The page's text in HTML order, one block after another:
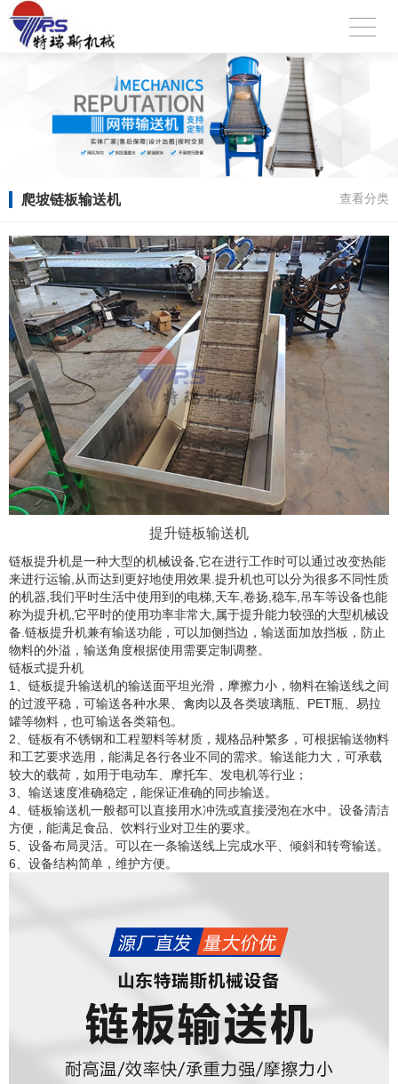
爬坡链板输送机 查看分类
提升链板输送机
链板提升机是一种大型的机械设备,它在进行工作时可以通过改变热能
来进行运输,从而达到更好地使用效果.提升机也可以分为很多不同性质
的机器,我们平时生活中使用到的电梯,天车,卷扬,稳车,吊车等设备也能
称为提升机,它平时的使用功率非常大,属于提升能力较强的大型机械设
备.链板提升机兼有输送功能，可以加侧挡边，输送面加放挡板，防止
物料的外溢，输送角度根据使用需要定制调整。
链板式提升机
1、链板提升输送机的输送面平坦光滑，摩擦力小，物料在输送线之间
的过渡平稳，可输送各种水果、禽肉以及各类玻璃瓶、PET瓶、易拉
罐等物料，也可输送各类箱包。
2、链板有不锈钢和工程塑料等材质，规格品种繁多，可根据输送物料
和工艺要求选用，能满足各行各业不同的需求。输送能力大，可承载
较大的载荷，如用于电动车、摩托车、发电机等行业；
3、输送速度准确稳定，能保证准确的同步输送。
4、链板输送机一般都可以直接用水冲洗或直接浸泡在水中。设备清洁
方便，能满足食品、饮料行业对卫生的要求。
5、设备布局灵活。可以在一条输送线上完成水平、倾斜和转弯输送。
6、设备结构简单，维护方便。